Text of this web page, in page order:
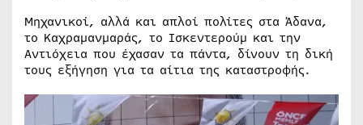
Μηχανικοί, αλλά και απλοί πολίτες στα Άδανα,
το Καχραμανμαράς, το Ισκεντερούμ και την
Αντιόχεια που έχασαν τα πάντα, δίνουν τη δική
τους εξήγηση για τα αίτια της καταστροφής.